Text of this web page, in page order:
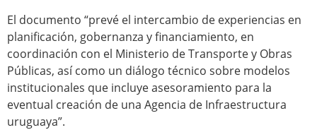
El documento “prevé el intercambio de experiencias en
planificación, gobernanza y financiamiento, en
coordinación con el Ministerio de Transporte y Obras
Públicas, así como un diálogo técnico sobre modelos
institucionales que incluye asesoramiento para la
eventual creación de una Agencia de Infraestructura
uruguaya”.